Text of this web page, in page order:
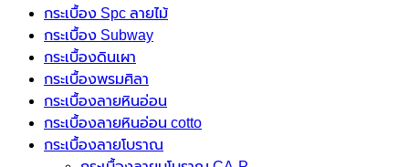
กระเบื้อง Spc ลายไม้
กระเบื้อง Subway
กระเบื้องดินเผา
กระเบื้องพรมศิลา
กระเบื้องลายหินอ่อน
กระเบื้องลายหินอ่อน cotto
กระเบื้องลายโบราณ